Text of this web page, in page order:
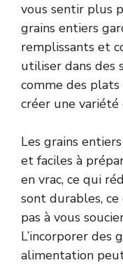
vous sentir plus
grains entiers
remplissants et
utiliser dans des
comme des plats
créer une variété
Les grains
et faciles à
en vrac, ce qui
sont durables, ce
pas à vous
L’incorporer des
alimentation